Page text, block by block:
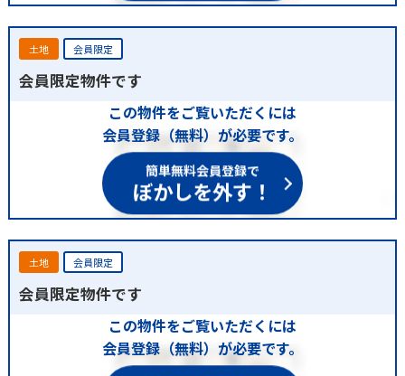
土地 会員限定
会員限定物件です
この物件をご覧いただくには
会員登録（無料）が必要です。
簡単無料会員登録で
ぼかしを外す！
土地 会員限定
会員限定物件です
この物件をご覧いただくには
会員登録（無料）が必要です。